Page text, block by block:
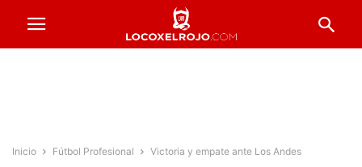
Inicio Fútbol Profesional Victoria y empate ante Los Andes